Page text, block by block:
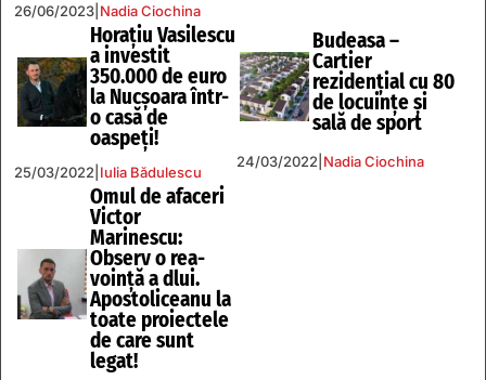
26/06/2023 Nadia Ciochina
Horațiu Vasilescu
a investit
350.000 de euro
la Nucșoara într-
o casă de
oaspeți!
25/03/2022 Iulia Bădulescu
Budeasa –
Cartier
rezidenţial cu 80
de locuinţe şi
sală de sport
24/03/2022 Nadia Ciochina
Omul de afaceri
Victor
Marinescu:
Observ o rea-
voință a dlui.
Apostoliceanu la
toate proiectele
de care sunt
legat!